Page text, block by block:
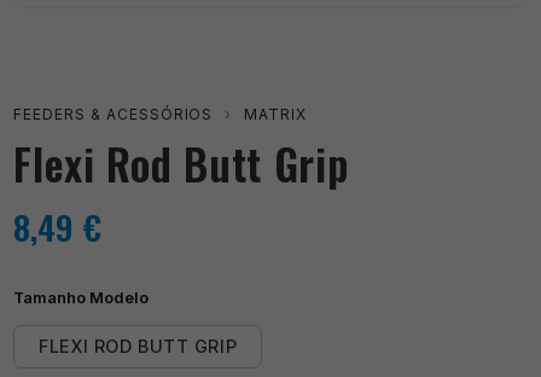
FEEDERS & ACESSÓRIOS › MATRIX
Flexi Rod Butt Grip
8,49 €
Tamanho Modelo
FLEXI ROD BUTT GRIP